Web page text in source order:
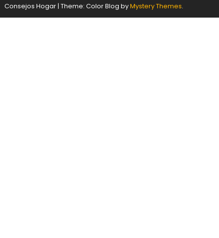
Consejos Hogar| Theme: Color Blog byMystery Themes.